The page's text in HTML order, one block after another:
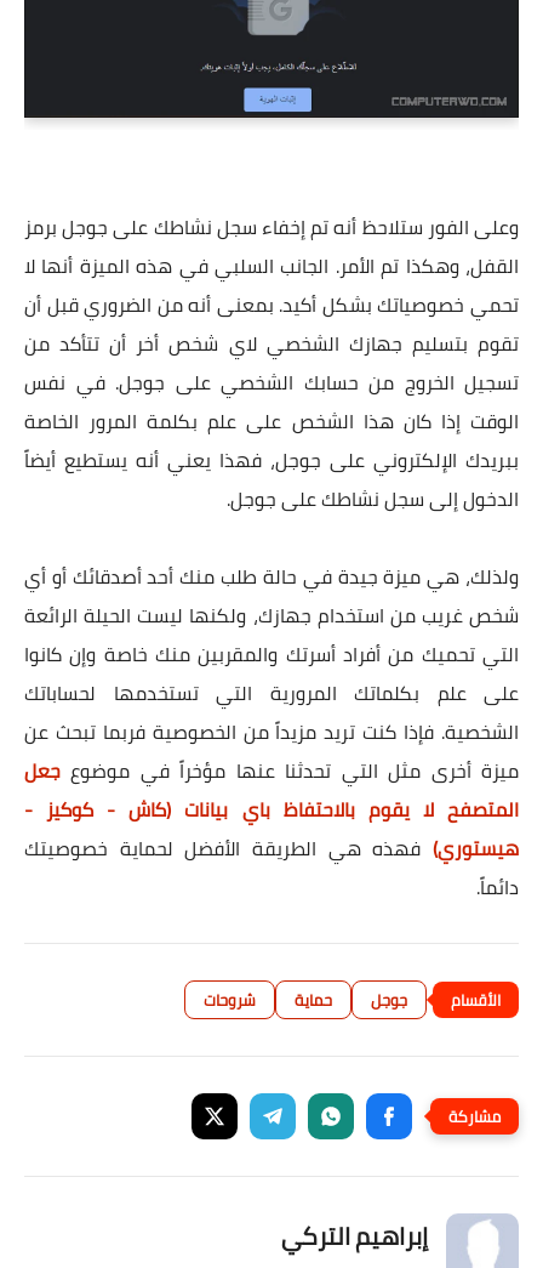
وعلى الفور ستلاحظ أنه تم إخفاء سجل نشاطك على جوجل برمز
القفل، وهكذا تم الأمر. الجانب السلبي في هذه الميزة أنها لا
تحمي خصوصياتك بشكل أكيد. بمعنى أنه من الضروري قبل أن
تقوم بتسليم جهازك الشخصي لاي شخص أخر أن تتأكد من
تسجيل الخروج من حسابك الشخصي على جوجل. في نفس
الوقت إذا كان هذا الشخص على علم بكلمة المرور الخاصة
ببريدك الإلكتروني على جوجل، فهذا يعني أنه يستطيع أيضاً
الدخول إلى سجل نشاطك على جوجل.
ولذلك، هي ميزة جيدة في حالة طلب منك أحد أصدقائك أو أي
شخص غريب من استخدام جهازك، ولكنها ليست الحيلة الرائعة
التي تحميك من أفراد أسرتك والمقربين منك خاصة وإن كانوا
على علم بكلماتك المرورية التي تستخدمها لحساباتك
الشخصية. فإذا كنت تريد مزيداً من الخصوصية فربما تبحث عن
ميزة أخرى مثل التي تحدثنا عنها مؤخراً في موضوع جعل
المتصفح لا يقوم بالاحتفاظ باي بيانات (كاش - كوكيز -
هيستوري) فهذه هي الطريقة الأفضل لحماية خصوصيتك
دائماً.
جوجل حماية شروحات
إبراهيم التركي